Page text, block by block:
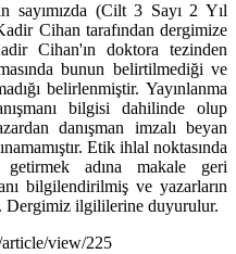
sayımızda (Cilt 3 Sayı 2 Yıl
Cihan tarafından dergimize
Cihan'ın doktora tezinden
bunun belirtilmediği ve
belirlenmiştir. Yayınlanma
bilgisi dahilinde olup
danışman imzalı beyan
Etik ihlal noktasında
adına makale geri
bilgilendirilmiş ve yazarların
Dergimiz ilgililerine duyurulur.
view/225